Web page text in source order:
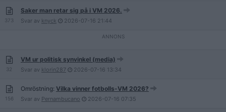
373
Saker man retar sig på i VM 2026.
Svar av knyck 2026-07-16 21:44
32
VM ur politisk synvinkel (media)
Svar av klorin287 2026-07-16 13:34
156
Omröstning: Vilka vinner fotbolls-VM 2026?
Svar av Pernambucano 2026-07-16 07:35